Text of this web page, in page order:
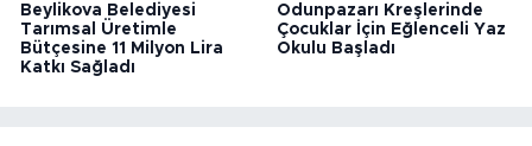
Beylikova Belediyesi
Tarımsal Üretimle
Bütçesine 11 Milyon Lira
Katkı Sağladı
Odunpazarı Kreşlerinde
Çocuklar İçin Eğlenceli Yaz
Okulu Başladı